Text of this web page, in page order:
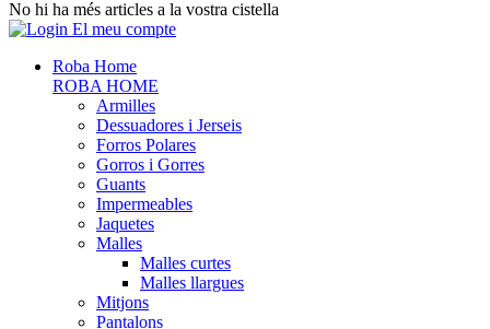
No hi ha més articles a la vostra cistella
El meu compte
Roba Home
ROBA HOME
Armilles
Dessuadores i Jerseis
Forros Polares
Gorros i Gorres
Guants
Impermeables
Jaquetes
Malles
Malles curtes
Malles llargues
Mitjons
Pantalons